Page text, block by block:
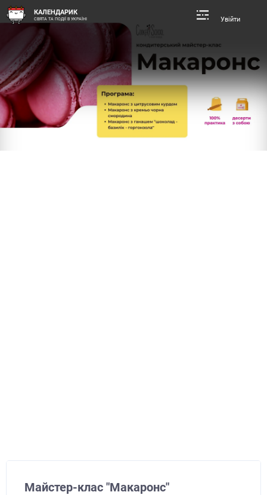
КАЛЕНДАРИК
СВЯТА ТА ПОДІЇ В УКРАЇНІ Увійти
Майстер-клас "Макаронс"